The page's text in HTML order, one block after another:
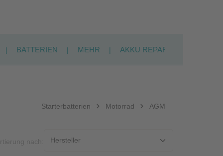
BATTERIEN MEHR AKKU REPARATUR
Starterbatterien Motorrad AGM